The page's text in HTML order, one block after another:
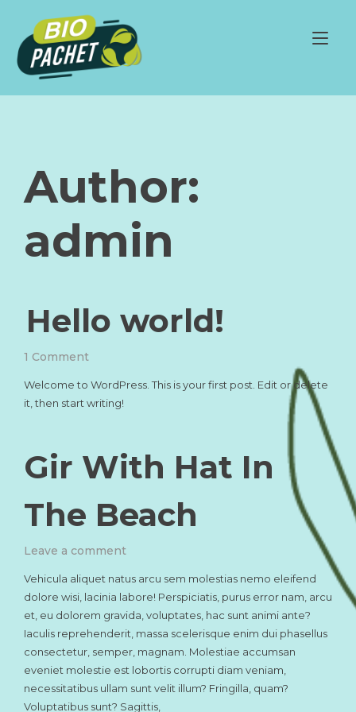
content
Author:
admin
Hello world!
1 Comment
world!
Welcome to WordPress. This is your first post. Edit or delete
it, then start writing!
Gir With Hat In
The Beach
Leave a comment
With
Hat
In
The
Beach
Vehicula aliquet natus arcu sem molestias nemo eleifend
dolore wisi, lacinia labore! Perspiciatis, purus error nam, arcu
et, eu dolorem gravida, voluptates, hac sunt animi ante?
Iaculis reprehenderit, massa scelerisque enim dui phasellus
consectetur, semper, magnam. Molestiae accumsan
eveniet molestie est lobortis corrupti diam veniam,
necessitatibus ullam sunt velit illum? Fringilla, quam?
Voluptatibus sunt? Sagittis,